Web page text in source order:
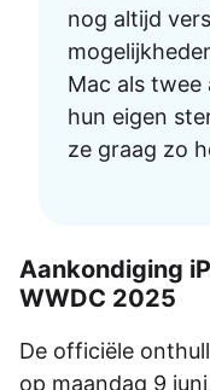
nog altijd
Mac als
hun eigen
ze graag zo
Aankondiging
WWDC 2025
De officiële
op maandag 9